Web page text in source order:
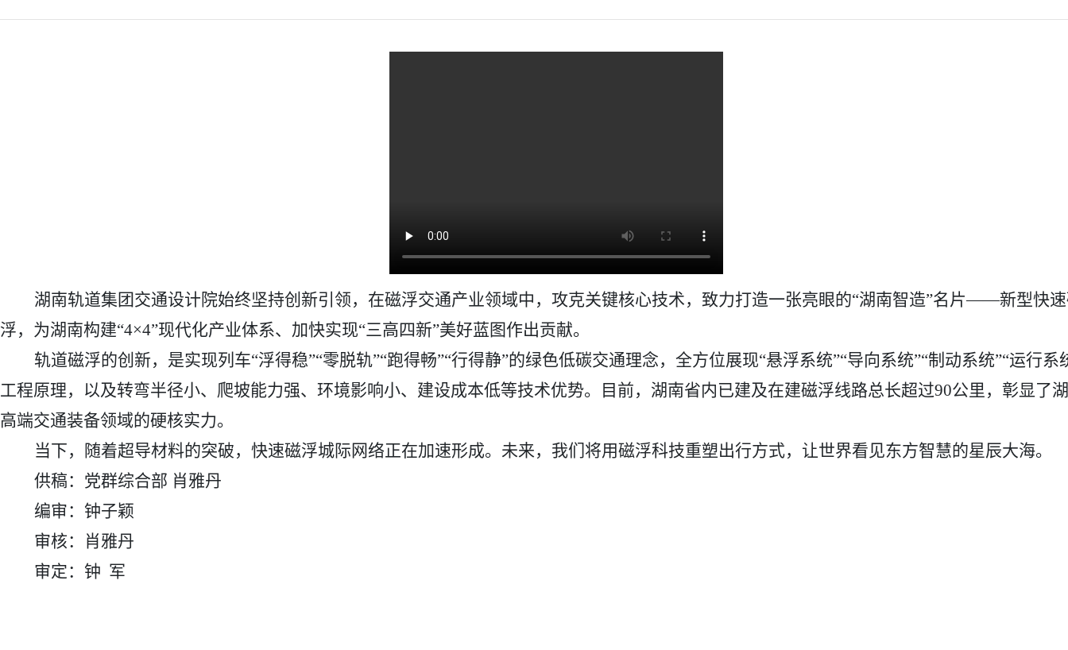
湖南轨道集团交通设计院始终坚持创新引领，在磁浮交通产业领域中，攻克关键核心技术，致力打造一张亮眼的“湖南智造”名片——新型快
浮，为湖南构建“4×4”现代化产业体系、加快实现“三高四新”美好蓝图作出贡献。
轨道磁浮的创新，是实现列车“浮得稳”“零脱轨”“跑得畅”“行得静”的绿色低碳交通理念，全方位展现“悬浮系统”“导向系统”“制动系统”“运行系
工程原理，以及转弯半径小、爬坡能力强、环境影响小、建设成本低等技术优势。目前，湖南省内已建及在建磁浮线路总长超过90公里，彰显了
高端交通装备领域的硬核实力。
当下，随着超导材料的突破，快速磁浮城际网络正在加速形成。未来，我们将用磁浮科技重塑出行方式，让世界看见东方智慧的星辰大海。
供稿：党群综合部 肖雅丹
编审：钟子颖
审核：肖雅丹
审定：钟 军